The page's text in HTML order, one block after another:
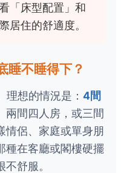
「床型配置」和
居住的舒適度。
睡不睡得下？
理想的情況是： 4間
兩間四人房，或三間
情侶、家庭或單身朋
種在客廳或閣樓硬擺
舒服。